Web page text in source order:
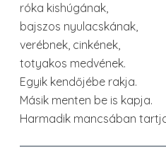
róka kishúgának,
bajszos nyulacskának,
verébnek, cinkének,
totyakos medvének.
Egyik kendőjébe rakja.
Másik menten be is kapja.
Harmadik mancsában